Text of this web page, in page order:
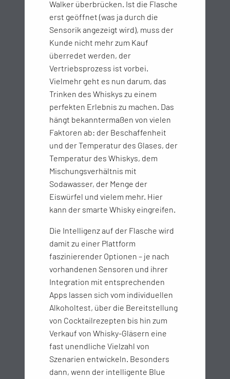
Walker überbrücken. Ist die Flasche
erst geöffnet (was ja durch die
Sensorik angezeigt wird), muss der
Kunde nicht mehr zum Kauf
überredet werden, der
Vertriebsprozess ist vorbei.
Vielmehr geht es nun darum, das
Trinken des Whiskys zu einem
perfekten Erlebnis zu machen. Das
hängt bekanntermaßen von vielen
Faktoren ab: der Beschaffenheit
und der Temperatur des Glases, der
Temperatur des Whiskys, dem
Mischungsverhältnis mit
Sodawasser, der Menge der
Eiswürfel und vielem mehr. Hier
kann der smarte Whisky eingreifen.
Die Intelligenz auf der Flasche wird
damit zu einer Plattform
faszinierender Optionen – je nach
vorhandenen Sensoren und ihrer
Integration mit entsprechenden
Apps lassen sich vom individuellen
Alkoholtest, über die Bereitstellung
von Cocktailrezepten bis hin zum
Verkauf von Whisky-Gläsern eine
fast unendliche Vielzahl von
Szenarien entwickeln. Besonders
dann, wenn der intelligente Blue